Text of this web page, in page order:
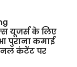
यूजर्स के लिए
पुराना कमाई
कंटेंट पर